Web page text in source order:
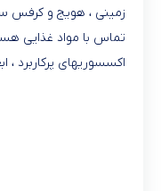
زمینی ، هویج و کرفس
تماس با مواد غذایی
اکسسوریهای پرکاربرد